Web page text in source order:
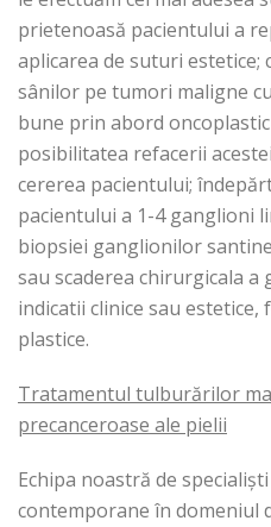
prietenoasă pacientului a
aplicarea de suturi estetice;
sânilor pe tumori maligne
bune prin abord
posibilitatea refacerii
cererea pacientului;
pacientului a 1-4 ganglioni
biopsiei ganglionilor
sau scaderea chirurgicala a
indicatii clinice sau
plastice.
Tratamentul tulburărilor
precanceroase ale pielii
Echipa noastră de
contemporane în domeniul